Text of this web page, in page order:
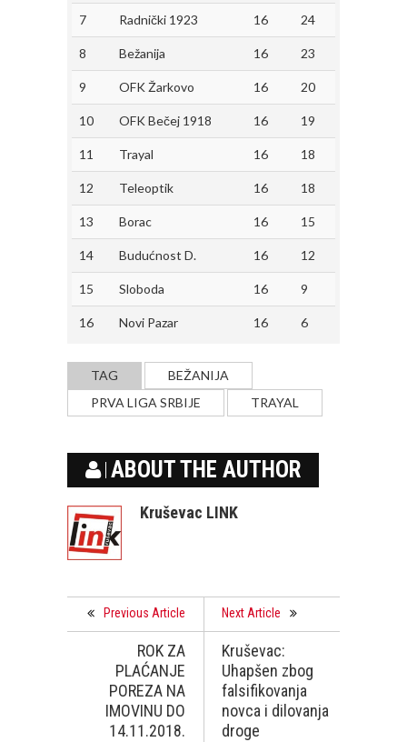
7 Radnički 1923 16 24
8 Bežanija 16 23
9 OFK Žarkovo 16 20
10 OFK Bečej 1918 16 19
11 Trayal 16 18
12 Teleoptik 16 18
13 Borac 16 15
14 Budućnost D. 16 12
15 Sloboda 16 9
16 Novi Pazar 16 6
TAG
BEŽANIJA
PRVA LIGA SRBIJE
TRAYAL
ABOUT THE AUTHOR
Kruševac LINK
Previous Article
ROK ZA
PLAĆANJE
POREZA NA
IMOVINU DO
14.11.2018.
Next Article
Kruševac:
Uhapšen zbog
falsifikovanja
novca i dilovanja
droge